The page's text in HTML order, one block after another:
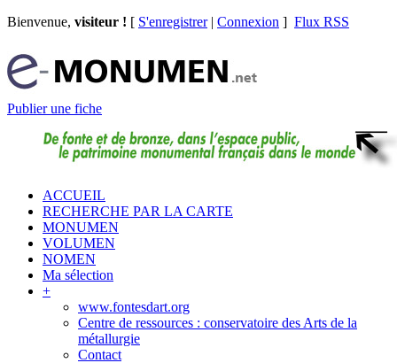
Bienvenue, visiteur ! [ S'enregistrer| Connexion ] Flux RSS
Publier une fiche
ACCUEIL
RECHERCHE PAR LA CARTE
MONUMEN
VOLUMEN
NOMEN
Ma sélection
+
www.fontesdart.org
Centre de ressources : conservatoire des Arts de la
métallurgie
Contact